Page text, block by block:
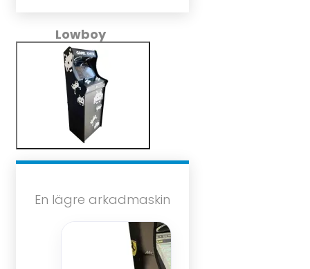
Lowboy
En lägre arkadmaskin